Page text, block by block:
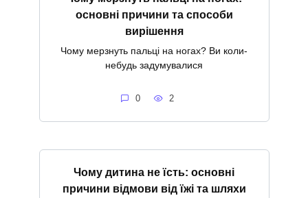
основні причини та способи
вирішення
Чому мерзнуть пальці на ногах? Ви коли-
небудь задумувалися
0 2
Чому дитина не їсть: основні
причини відмови від їжі та шляхи